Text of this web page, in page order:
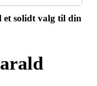
et solidt valg til din